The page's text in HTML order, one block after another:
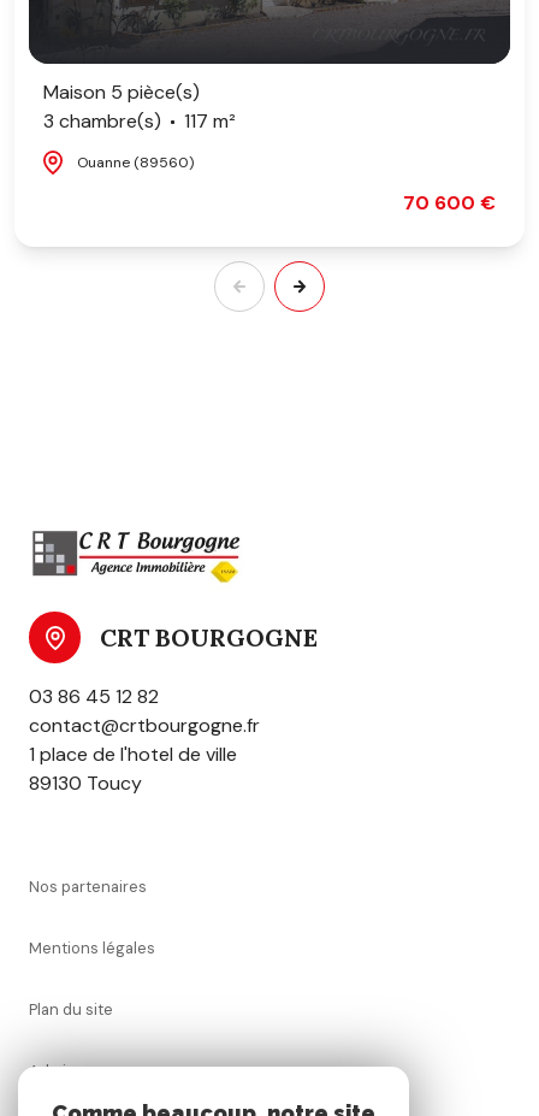
Maison 5 pièce(s)
3 chambre(s)
117 m²
Ouanne (89560)
70 600 €
CRT BOURGOGNE
03 86 45 12 82
contact@crtbourgogne.fr
1 place de l'hotel de ville
89130 Toucy
nos partenaires
mentions légales
plan du site
admin